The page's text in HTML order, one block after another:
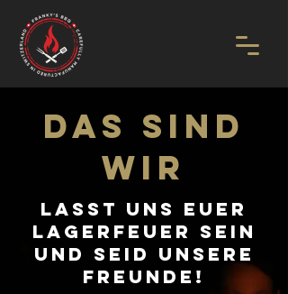
DAs Sind
Wir
Lasst uns euer
Lagerfeuer sein
und seid unsere
Freunde!